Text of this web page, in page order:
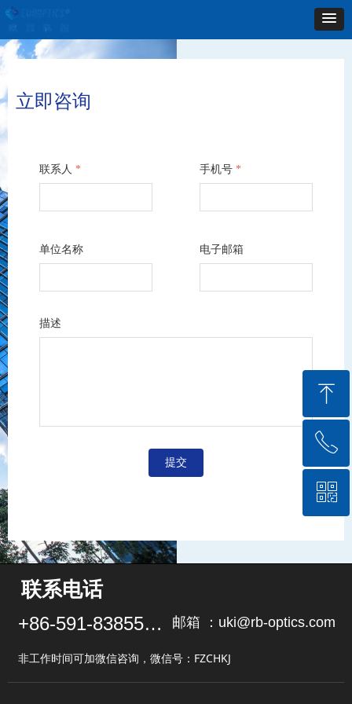
立即咨询
联系人 * 手机号 *
单位名称 电子邮箱
描述
提交
邮箱 ：uki@rb-optics.com
+86-591-83855102
联系电话
非工作时间可加微信咨询，微信号：FZCHKJ
ꁸ
回到顶部
ꂅ
0591-83855102
ꀥ
微信二维码